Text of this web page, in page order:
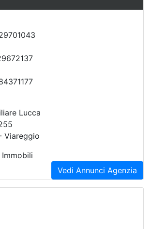
Lucca
Viareggio
Vedi Annunci Agenzia